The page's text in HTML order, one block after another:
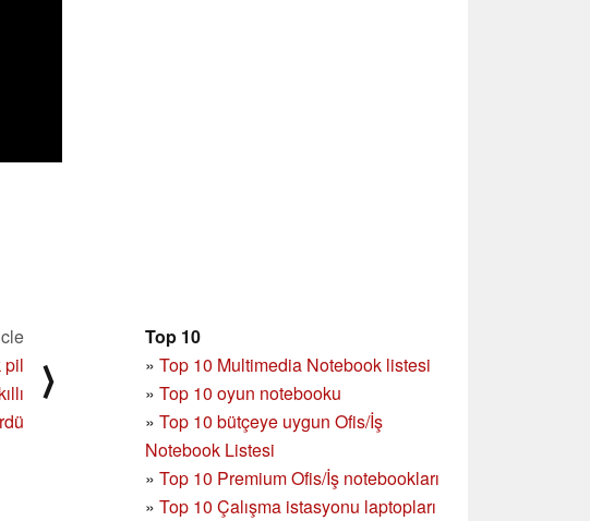
Top 10
» Top 10 Multimedia Notebook listesi
» Top 10 oyun notebooku
» Top 10 bütçeye uygun Ofis/İş
Notebook Listesi
» Top 10 Premium Ofis/İş notebookları
» Top 10 Çalışma istasyonu laptopları
pil
⟩